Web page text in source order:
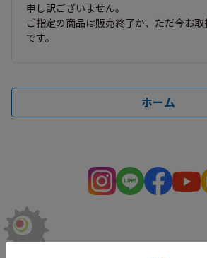
申し訳ございません。
ご指定の商品は販売終了か、ただ今お
です。
ホーム